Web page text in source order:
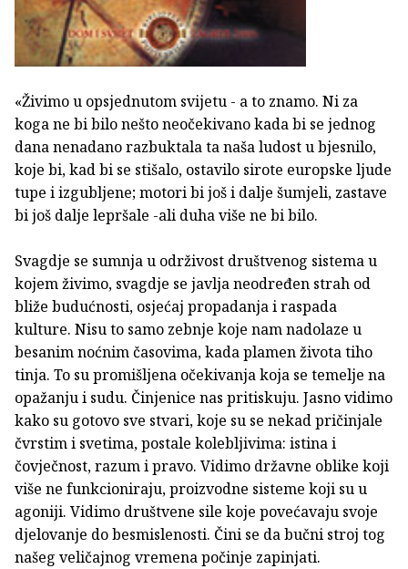
«Živimo u opsjednutom svijetu - a to znamo. Ni za
koga ne bi bilo nešto neočekivano kada bi se jednog
dana nenadano razbuktala ta naša ludost u bjesnilo,
koje bi, kad bi se stišalo, ostavilo sirote europske ljude
tupe i izgubljene; motori bi još i dalje šumjeli, zastave
bi još dalje lepršale -ali duha više ne bi bilo.
Svagdje se sumnja u održivost društvenog sistema u
kojem živimo, svagdje se javlja neodređen strah od
bliže budućnosti, osjećaj propadanja i raspada
kulture. Nisu to samo zebnje koje nam nadolaze u
besanim noćnim časovima, kada plamen života tiho
tinja. To su promišljena očekivanja koja se temelje na
opažanju i sudu. Činjenice nas pritiskuju. Jasno vidimo
kako su gotovo sve stvari, koje su se nekad pričinjale
čvrstim i svetima, postale kolebljivima: istina i
čovječnost, razum i pravo. Vidimo državne oblike koji
više ne funkcioniraju, proizvodne sisteme koji su u
agoniji. Vidimo društvene sile koje povećavaju svoje
djelovanje do besmislenosti. Čini se da bučni stroj tog
našeg veličajnog vremena počinje zapinjati.